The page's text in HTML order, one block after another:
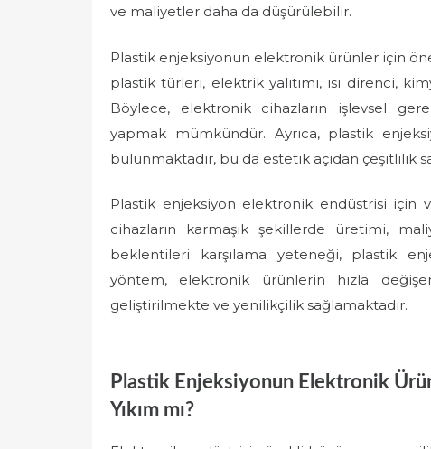
ve maliyetler daha da düşürülebilir.
Plastik enjeksiyonun elektronik ürünler için
plastik türleri, elektrik yalıtımı, ısı direnci,
Böylece, elektronik cihazların işlevsel
yapmak mümkündür. Ayrıca, plastik
bulunmaktadır, bu da estetik açıdan çeşitlilik
Plastik enjeksiyon elektronik endüstrisi
cihazların karmaşık şekillerde üretimi,
beklentileri karşılama yeteneği, plastik
yöntem, elektronik ürünlerin hızla
geliştirilmekte ve yenilikçilik sağlamaktadır.
Plastik Enjeksiyonun Elektronik
Yıkım mı?